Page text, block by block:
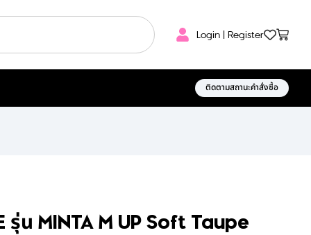
Login | Register
ติดตามสถานะคำสั่งซื้อ
รุ่น MINTA M UP Soft Taupe